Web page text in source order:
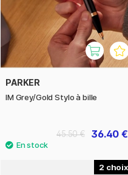
PARKER
IM Grey/Gold Stylo à bille
36.40 €
45.50 €
2